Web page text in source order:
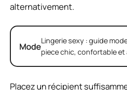
alternativement.
ModeLingerie sexy : guide
piece chic, confortable et
Placez un récipient